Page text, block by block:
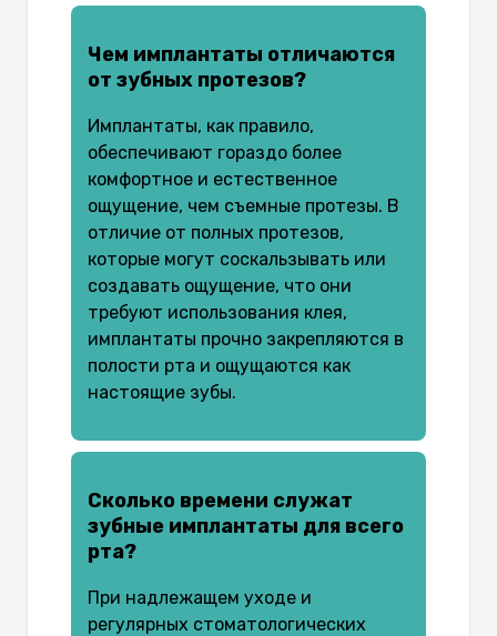
Чем имплантаты отличаются
от зубных протезов?
Имплантаты, как правило,
обеспечивают гораздо более
комфортное и естественное
ощущение, чем съемные протезы. В
отличие от полных протезов,
которые могут соскальзывать или
создавать ощущение, что они
требуют использования клея,
имплантаты прочно закрепляются в
полости рта и ощущаются как
настоящие зубы.
Сколько времени служат
зубные имплантаты для всего
рта?
При надлежащем уходе и
регулярных стоматологических